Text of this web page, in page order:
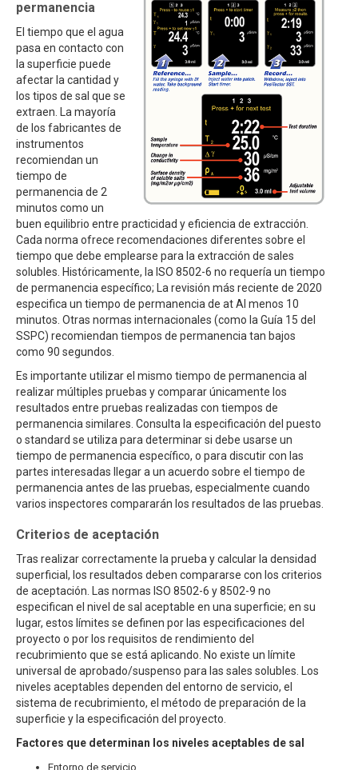
permanencia
El tiempo que el agua
pasa en contacto con
la superficie puede
afectar la cantidad y
los tipos de sal que se
extraen. La mayoría
de los fabricantes de
instrumentos
recomiendan un
tiempo de
permanencia de 2
minutos como un
buen equilibrio entre practicidad y eficiencia de extracción.
Cada norma ofrece recomendaciones diferentes sobre el
tiempo que debe emplearse para la extracción de sales
solubles. Históricamente, la ISO 8502-6 no requería un tiempo
de permanencia específico; La revisión más reciente de 2020
especifica un tiempo de permanencia de at Al menos 10
minutos. Otras normas internacionales (como la Guía 15 del
SSPC) recomiendan tiempos de permanencia tan bajos
como 90 segundos.
Es importante utilizar el mismo tiempo de permanencia al
realizar múltiples pruebas y comparar únicamente los
resultados entre pruebas realizadas con tiempos de
permanencia similares. Consulta la especificación del puesto
o standard se utiliza para determinar si debe usarse un
tiempo de permanencia específico, o para discutir con las
partes interesadas llegar a un acuerdo sobre el tiempo de
permanencia antes de las pruebas, especialmente cuando
varios inspectores compararán los resultados de las pruebas.
Criterios de aceptación
Tras realizar correctamente la prueba y calcular la densidad
superficial, los resultados deben compararse con los criterios
de aceptación. Las normas ISO 8502-6 y 8502-9 no
especifican el nivel de sal aceptable en una superficie; en su
lugar, estos límites se definen por las especificaciones del
proyecto o por los requisitos de rendimiento del
recubrimiento que se está aplicando. No existe un límite
universal de aprobado/suspenso para las sales solubles. Los
niveles aceptables dependen del entorno de servicio, el
sistema de recubrimiento, el método de preparación de la
superficie y la especificación del proyecto.
Factores que determinan los niveles aceptables de sal
Entorno de servicio